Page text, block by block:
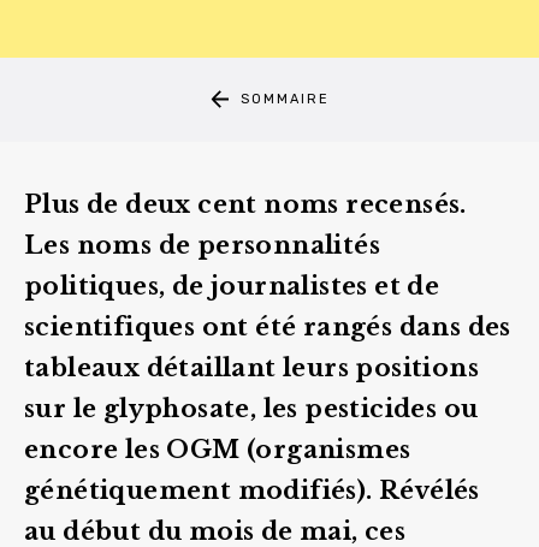
SOMMAIRE
Plus de deux cent noms recensés.
Les noms de personnalités
politiques, de journalistes et de
scientifiques ont été rangés dans des
tableaux détaillant leurs positions
sur le glyphosate, les pesticides ou
encore les OGM (organismes
génétiquement modifiés). Révélés
au début du mois de mai, ces